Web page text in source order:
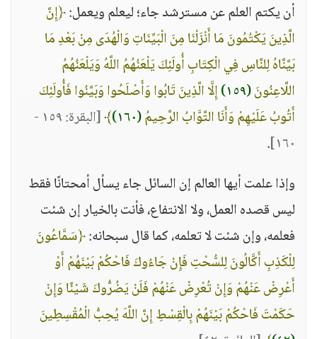
أن يكتم العلم عن مسترشد جاء؛ ليعلم ويعمل:﴿إِنَّ
الَّذِينَ يَكْتُمُونَ مَا أَنْزَلْنَا مِنَ الْبَيِّنَاتِ وَالْهُدَى مِنْ بَعْدِ مَا
بَيَّنَّاهُ لِلنَّاسِ فِي الْكِتَابِ أُولَئِكَ يَلْعَنُهُمُ اللَّهُ وَيَلْعَنُهُمُ
اللَّاعِنُونَ(١٥٩)
إِلَّا الَّذِينَ تَابُوا وَأَصْلَحُوا وَبَيَّنُوا فَأُولَئِكَ
أَتُوبُ عَلَيْهِمْ وَأَنَا التَّوَّابُ الرَّحِيمُ(١٦٠) ﴾
[البقرة: ١٥٩ -
١٦٠] .
وإذا علمت أيها العالم إن السائل جاء يسأل أمحتانًا فقط
ليس قصده العمل، ولا الانتفاع، فأنت بالخيار إن شئت
فعلمه، وإن شئت لا تعلمه، كما قال سبحانه:﴿سَمَّاعُونَ
لِلْكَذِبِ أَكَّالُونَ لِلسُّحْتِ فَإِنْ جَاءُوكَ فَاحْكُمْ بَيْنَهُمْ أَوْ
أَعْرِضْ عَنْهُمْ وَإِنْ تُعْرِضْ عَنْهُمْ فَلَنْ يَضُرُّوكَ شَيْئًا وَإِنْ
حَكَمْتَ فَاحْكُمْ بَيْنَهُمْ بِالْقِسْطِ إِنَّ اللَّهَ يُحِبُّ الْمُقْسِطِينَ